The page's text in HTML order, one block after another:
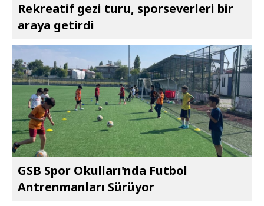
Rekreatif gezi turu, sporseverleri bir
araya getirdi
GSB Spor Okulları'nda Futbol
Antrenmanları Sürüyor